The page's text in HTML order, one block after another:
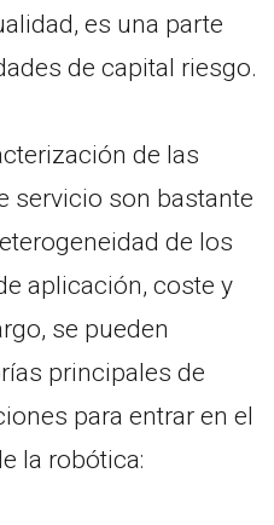
es una parte
de capital riesgo.
de las
servicio son bastante
de los
aplicación, coste y
se pueden
principales de
para entrar en el
la robótica: